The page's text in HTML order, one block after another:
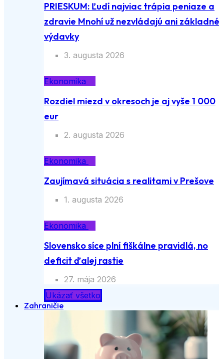
PRIESKUM: Ľudí najviac trápia peniaze a
zdravie Mnohí už nezvládajú ani základné
výdavky
3. augusta 2026
Ekonomika
Rozdiel miezd v okresoch je aj vyše 1 000
eur
2. augusta 2026
Ekonomika
Zaujímavá situácia s realitami v Prešove
1. augusta 2026
Ekonomika
Slovensko síce plní fiškálne pravidlá, no
deficit ďalej rastie
27. mája 2026
Ukázať všetko
Zahraničie